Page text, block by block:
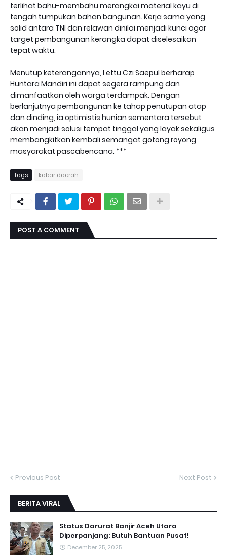
terlihat bahu-membahu merangkai material kayu di
tengah tumpukan bahan bangunan. Kerja sama yang
solid antara TNI dan relawan dinilai menjadi kunci agar
target pembangunan kerangka dapat diselesaikan
tepat waktu.
Menutup keterangannya, Lettu Czi Saepul berharap
Huntara Mandiri ini dapat segera rampung dan
dimanfaatkan oleh warga terdampak. Dengan
berlanjutnya pembangunan ke tahap penutupan atap
dan dinding, ia optimistis hunian sementara tersebut
akan menjadi solusi tempat tinggal yang layak sekaligus
membangkitkan kembali semangat gotong royong
masyarakat pascabencana. ***
Tags kabar daerah
POST A COMMENT
Previous Post Next Post
BERITA VIRAL
Status Darurat Banjir Aceh Utara
Diperpanjang: Butuh Bantuan Pusat!
December 25, 2025